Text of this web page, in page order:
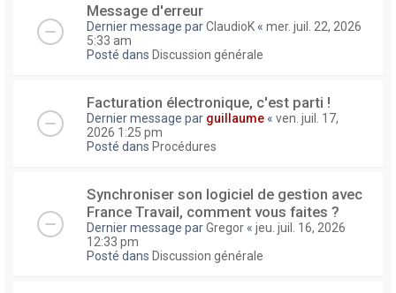
Message d'erreur
Dernier message parClaudioK « mer. juil. 22, 2026
5:33 am
Posté dans Discussion générale
Facturation électronique, c'est parti !
Dernier message par guillaume « ven. juil. 17,
2026 1:25 pm
Posté dans Procédures
Synchroniser son logiciel de gestion avec
France Travail, comment vous faites ?
Dernier message parGregor « jeu. juil. 16, 2026
12:33 pm
Posté dans Discussion générale